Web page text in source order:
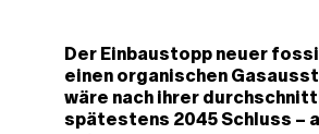
Der Einbaustopp neuer
einen organischen
wäre nach ihrer
spätestens 2045 Schluss –